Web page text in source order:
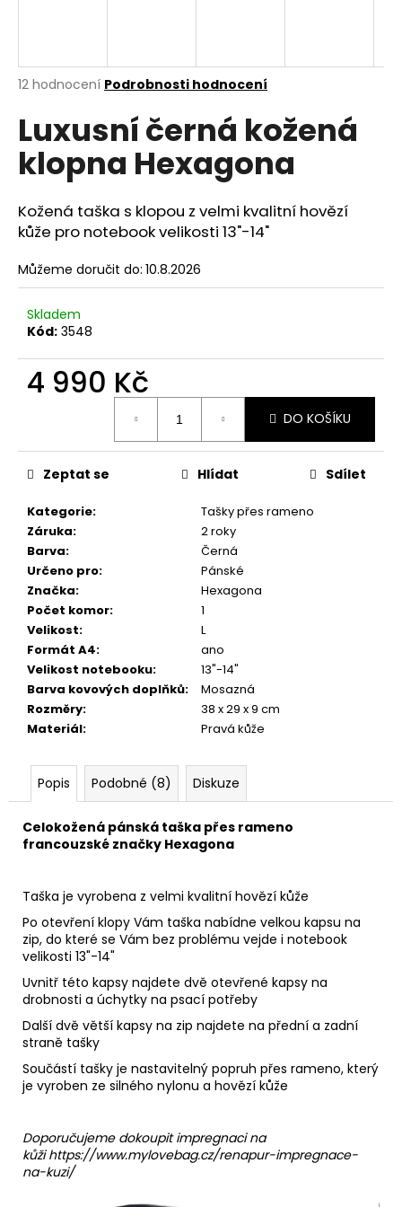
Průměrné
produktu
je
4,9
hvězdiček.
12 hodnocení Podrobnosti hodnocení
Luxusní černá kožená
klopna Hexagona
Kožená taška s klopou z velmi kvalitní hovězí
kůže pro notebook velikosti 13"-14"
Můžeme doručit do: 10.8.2026
Skladem
Kód: 3548
4 990 Kč
DO KOŠÍKU
Kategorie:
Tašky přes rameno
Záruka:
2 roky
Barva:
Černá
Určeno pro:
Pánské
Značka:
Hexagona
Počet komor:
1
Velikost:
L
Formát A4:
ano
Velikost notebooku:
13"-14"
Barva kovových doplňků:
Mosazná
Rozměry:
38 x 29 x 9 cm
Materiál: Pravá kůže
Zeptat se Hlídat Sdílet
Popis Podobné (8) Diskuze
Celokožená pánská taška přes rameno
francouzské značky Hexagona
Taška je vyrobena z velmi kvalitní hovězí kůže
Po otevření klopy Vám taška nabídne velkou kapsu na
zip, do které se Vám bez problému vejde i notebook
velikosti 13"-14"
Uvnitř této kapsy najdete dvě otevřené kapsy na
drobnosti a úchytky na psací potřeby
Další dvě větší kapsy na zip najdete na přední a zadní
straně tašky
Součástí tašky je nastavitelný popruh přes rameno, který
je vyroben ze silného nylonu a hovězí kůže
Doporučujeme dokoupit impregnaci na
kůžihttps://www.mylovebag.cz/renapur-impregnace-
na-kuzi/
í
t
?
HLEDAT
D
o
p
r
u
j
e
m
e